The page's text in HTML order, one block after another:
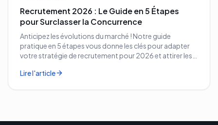
Recrutement 2026 : Le Guide en 5 Étapes
pour Surclasser la Concurrence
Anticipez les évolutions du marché ! Notre guide
pratique en 5 étapes vous donne les clés pour adapter
votre stratégie de recrutement pour 2026 et attirer les
Lire l'article